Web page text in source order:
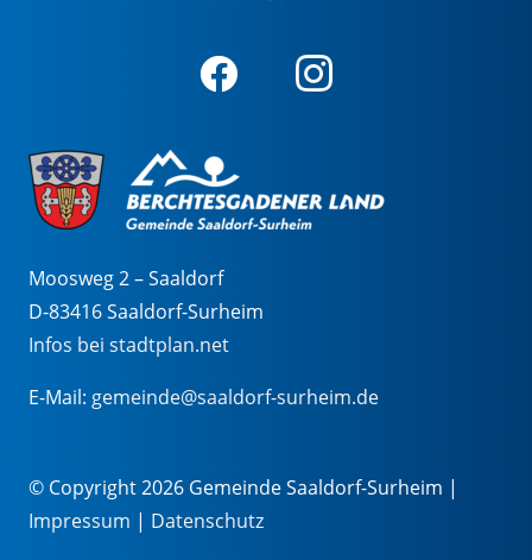
Moosweg 2 – Saaldorf
D-83416 Saaldorf-Surheim
Infos bei stadtplan.net
E-Mail: gemeinde@saaldorf-surheim.de
© Copyright 2026 Gemeinde Saaldorf-Surheim |
Impressum | Datenschutz